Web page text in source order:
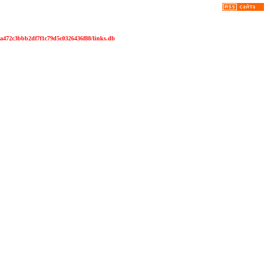
links.db